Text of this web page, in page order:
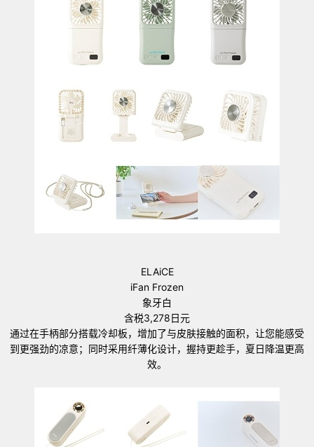
ELAiCE
iFan Frozen
象牙白
含税3,278日元
通过在手柄部分搭载冷却板，增加了与皮肤接触的面积，让您能感受
到更强劲的凉意；同时采用纤薄化设计，握持更趁手，夏日降温更高
效。